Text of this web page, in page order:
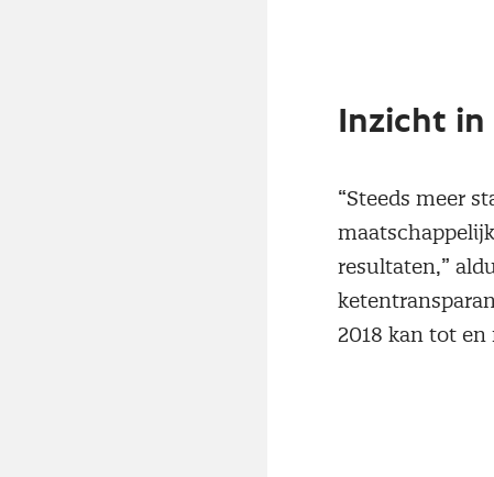
Inzicht
“Steeds meer
resultaten,”
2018 kan tot